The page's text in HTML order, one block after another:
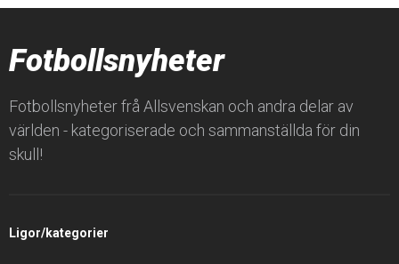
Fotbollsnyheter
Fotbollsnyheter frå Allsvenskan och andra delar av
världen - kategoriserade och sammanställda för din
skull!
Ligor/kategorier